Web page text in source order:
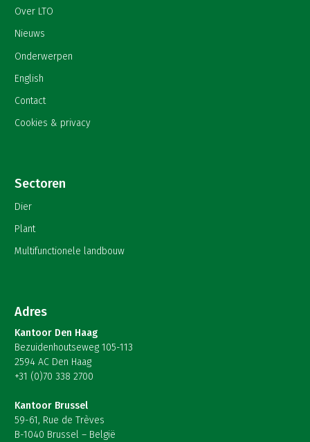
Over LTO
Nieuws
Onderwerpen
English
Contact
Cookies & privacy
Sectoren
Dier
Plant
Multifunctionele landbouw
Adres
Kantoor Den Haag
Bezuidenhoutseweg 105-113
2594 AC Den Haag
+31 (0)70 338 2700
Kantoor Brussel
59-61, Rue de Trèves
B-1040 Brussel – België